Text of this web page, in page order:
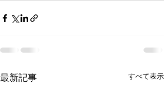
最新記事 すべて表示